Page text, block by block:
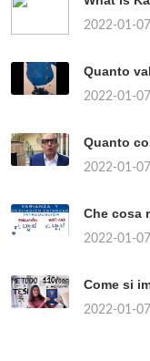
2022-01-07
Quanto
2022-01-07
Quanto
2022-01-07
Che cosa
2022-01-07
Come si
2022-01-07